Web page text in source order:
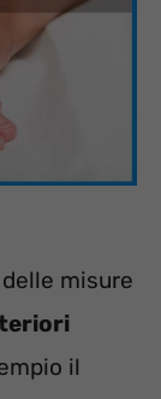
misure
il